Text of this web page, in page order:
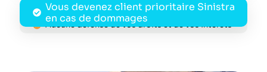
Vous devenez client prioritaire Sinistra
en cas de dommages
Aucune défense de vos droits et de vos intérets